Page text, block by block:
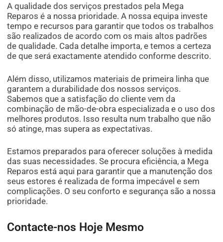
A qualidade dos serviços prestados pela Mega
Reparos é a nossa prioridade. A nossa equipa investe
tempo e recursos para garantir que todos os trabalhos
são realizados de acordo com os mais altos padrões
de qualidade. Cada detalhe importa, e temos a certeza
de que será exactamente atendido conforme descrito.
Além disso, utilizamos materiais de primeira linha que
garantem a durabilidade dos nossos serviços.
Sabemos que a satisfação do cliente vem da
combinação de mão-de-obra especializada e o uso dos
melhores produtos. Isso resulta num trabalho que não
só atinge, mas supera as expectativas.
Estamos preparados para oferecer soluções à medida
das suas necessidades. Se procura eficiência, a Mega
Reparos está aqui para garantir que a manutenção dos
seus estores é realizada de forma impecável e sem
complicações. O seu conforto e segurança são a nossa
prioridade.
Contacte-nos Hoje Mesmo